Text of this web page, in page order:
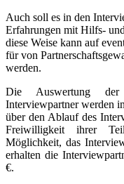
Auch soll es in den
Erfahrungen mit Hilfs-
diese Weise kann auf
für von
werden.
Die Auswertung
Interviewpartner werden
über den Ablauf des
Freiwilligkeit ihrer
Möglichkeit, das
erhalten die
€.